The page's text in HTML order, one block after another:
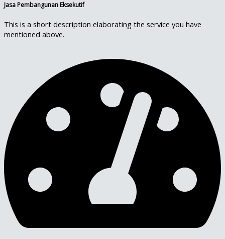
Jasa Pembangunan Eksekutif
This is a short description elaborating the service you have
mentioned above.​